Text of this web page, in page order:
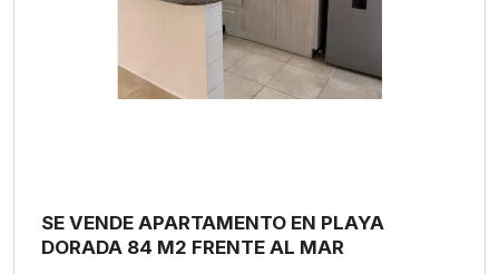
SE VENDE APARTAMENTO EN PLAYA
DORADA 84 M2 FRENTE AL MAR